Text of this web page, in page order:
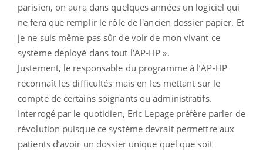
parisien, on aura dans quelques années un logiciel qui
ne fera que remplir le rôle de l'ancien dossier papier. Et
je ne suis même pas sûr de voir de mon vivant ce
système déployé dans tout l'AP-HP ».
Justement, le responsable du programme à l’AP-HP
reconnaît les difficultés mais en les mettant sur le
compte de certains soignants ou administratifs.
Interrogé par le quotidien, Eric Lepage préfère parler de
révolution puisque ce système devrait permettre aux
patients d’avoir un dossier unique quel que soit